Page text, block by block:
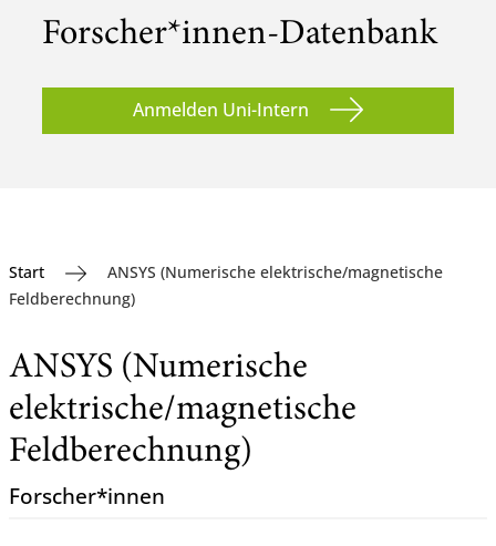
Forscher*innen-Datenbank
Anmelden Uni-Intern
Start
ANSYS (Numerische elektrische/magnetische
Feldberechnung)
ANSYS (Numerische
elektrische/magnetische
Feldberechnung)
Forscher*innen